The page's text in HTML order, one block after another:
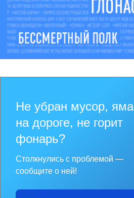
Не убран мусор, яма
на дороге, не горит
фонарь?
Столкнулись с проблемой —
сообщите о ней!